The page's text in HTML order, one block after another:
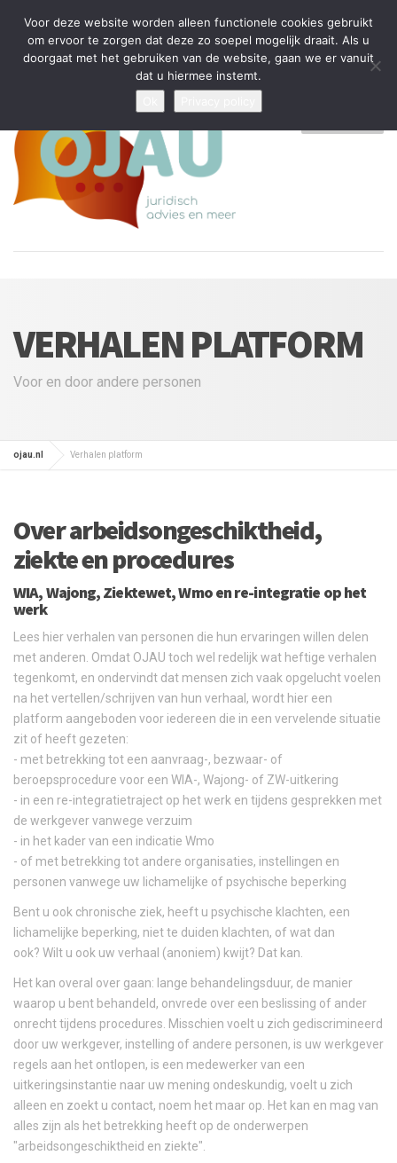
Tijdelijke stop: wegens drukte kan ik beperkt nieuwe zaken aannemen
en vragen beantwoorden
Algemene Voorwaarden
Disclaimer Privacybeleid
VERHALEN PLATFORM
Voor en door andere personen
ojau.nl Verhalen platform
Over arbeidsongeschiktheid,
ziekte en procedures
WIA, Wajong, Ziektewet, Wmo en re-integratie op het
werk
Lees hier verhalen van personen die hun ervaringen willen delen
met anderen. Omdat OJAU toch wel redelijk wat heftige verhalen
tegenkomt, en ondervindt dat mensen zich vaak opgelucht voelen
na het vertellen/schrijven van hun verhaal, wordt hier een
platform aangeboden voor iedereen die in een vervelende situatie
zit of heeft gezeten:
- met betrekking tot een aanvraag-, bezwaar- of
beroepsprocedure voor een WIA-, Wajong- of ZW-uitkering
- in een re-integratietraject op het werk en tijdens gesprekken met
de werkgever vanwege verzuim
- in het kader van een indicatie Wmo
- of met betrekking tot andere organisaties, instellingen en
personen vanwege uw lichamelijke of psychische beperking
Bent u ook chronische ziek, heeft u psychische klachten, een
lichamelijke beperking, niet te duiden klachten, of wat dan
ook? Wilt u ook uw verhaal (anoniem) kwijt? Dat kan.
Het kan overal over gaan: lange behandelingsduur, de manier
waarop u bent behandeld, onvrede over een beslissing of ander
onrecht tijdens procedures. Misschien voelt u zich gediscrimineerd
door uw werkgever, instelling of andere personen, is uw werkgever
regels aan het ontlopen, is een medewerker van een
uitkeringsinstantie naar uw mening ondeskundig, voelt u zich
alleen en zoekt u contact, noem het maar op. Het kan en mag van
alles zijn als het betrekking heeft op de onderwerpen
"arbeidsongeschiktheid en ziekte".
Voor deze website worden alleen functionele cookies gebruikt
om ervoor te zorgen dat deze zo soepel mogelijk draait. Als u
doorgaat met het gebruiken van de website, gaan we er vanuit
dat u hiermee instemt.